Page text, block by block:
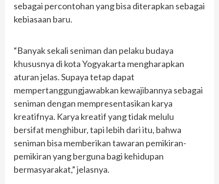
sebagai percontohan yang bisa diterapkan sebagai
kebiasaan baru.
“Banyak sekali seniman dan pelaku budaya
khususnya di kota Yogyakarta mengharapkan
aturan jelas. Supaya tetap dapat
mempertanggungjawabkan kewajibannya sebagai
seniman dengan mempresentasikan karya
kreatifnya. Karya kreatif yang tidak melulu
bersifat menghibur, tapi lebih dari itu, bahwa
seniman bisa memberikan tawaran pemikiran-
pemikiran yang berguna bagi kehidupan
bermasyarakat,” jelasnya.